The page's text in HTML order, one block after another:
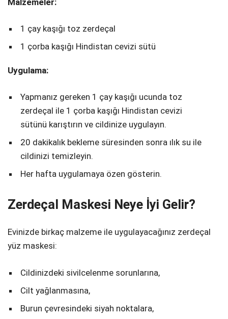
1 çay kaşığı toz zerdeçal
1 çorba kaşığı Hindistan cevizi sütü
Uygulama:
Yapmanız gereken 1 çay kaşığı ucunda toz
zerdeçal ile 1 çorba kaşığı Hindistan cevizi
sütünü karıştırın ve cildinize uygulayın.
20 dakikalık bekleme süresinden sonra ılık su ile
cildinizi temizleyin.
Her hafta uygulamaya özen gösterin.
Zerdeçal Maskesi Neye İyi Gelir?
Evinizde birkaç malzeme ile uygulayacağınız zerdeçal
yüz maskesi:
Cildinizdeki sivilcelenme sorunlarına,
Cilt yağlanmasına,
Burun çevresindeki siyah noktalara,